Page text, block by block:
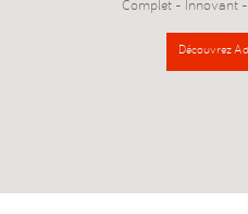
Complet - Innovant
Découvrez